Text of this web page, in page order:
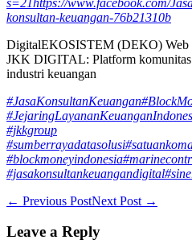
konsultan-keuangan-76b21310b
DigitalEKOSISTEM (DEKO)
JKK DIGITAL: Platform
industri keuangan
#JasaKonsultanKeuangan
#jkkgroup
#sumberrayadatasolusi
#blockmoneyindonesia
#jasakonsultankeuangandigital
Post
← Previous PostNext Post →
Leave a Reply